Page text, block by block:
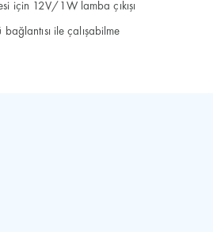
için 12V/1W lamba çıkışı
ile çalışabilme